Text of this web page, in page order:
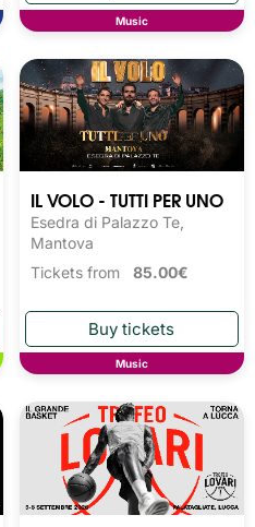
Music
IL VOLO - TUTTI PER UNO
Esedra di Palazzo Te,
Mantova
Tickets from 85.00€
Music